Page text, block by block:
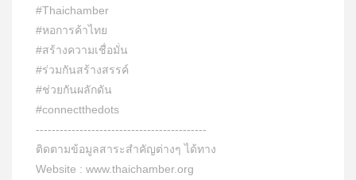
#Thaichamber
#หอการค้าไทย
#สร้างความเชื่อมั่น
#ร่วมกันสร้างสรรค์
#ช่วยกันผลักดัน
#connectthedots
-------------------------------------------
ติดตามข้อมูลสาระสำคัญต่างๆ ได้ทาง
Website : www.thaichamber.org